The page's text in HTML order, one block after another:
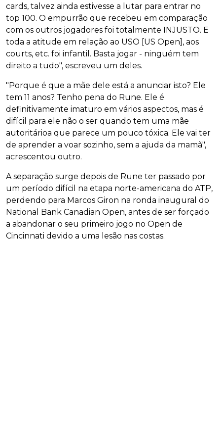
cards, talvez ainda estivesse a lutar para entrar no
top 100. O empurrão que recebeu em comparação
com os outros jogadores foi totalmente INJUSTO. E
toda a atitude em relação ao USO [US Open], aos
courts, etc. foi infantil. Basta jogar - ninguém tem
direito a tudo", escreveu um deles.
"Porque é que a mãe dele está a anunciar isto? Ele
tem 11 anos? Tenho pena do Rune. Ele é
definitivamente imaturo em vários aspectos, mas é
difícil para ele não o ser quando tem uma mãe
autoritárioa que parece um pouco tóxica. Ele vai ter
de aprender a voar sozinho, sem a ajuda da mamã",
acrescentou outro.
A separação surge depois de Rune ter passado por
um período difícil na etapa norte-americana do ATP,
perdendo para Marcos Giron na ronda inaugural do
National Bank Canadian Open, antes de ser forçado
a abandonar o seu primeiro jogo no Open de
Cincinnati devido a uma lesão nas costas.